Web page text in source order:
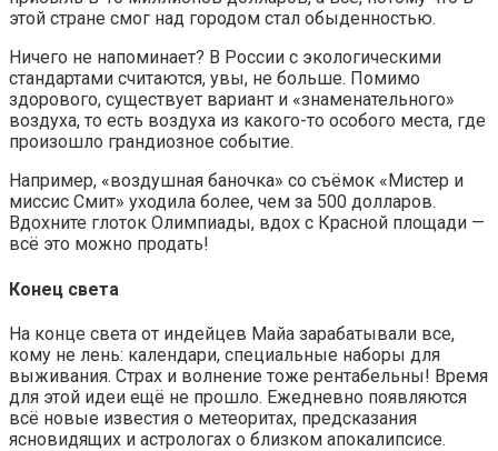
этой стране смог над городом стал обыденностью.
Ничего не напоминает? В России с экологическими
стандартами считаются, увы, не больше. Помимо
здорового, существует вариант и «знаменательного»
воздуха, то есть воздуха из какого-то особого места, где
произошло грандиозное событие.
Например, «воздушная баночка» со съёмок «Мистер и
миссис Смит» уходила более, чем за 500 долларов.
Вдохните глоток Олимпиады, вдох с Красной площади —
всё это можно продать!
Конец света
На конце света от индейцев Майа зарабатывали все,
кому не лень: календари, специальные наборы для
выживания. Страх и волнение тоже рентабельны! Время
для этой идеи ещё не прошло. Ежедневно появляются
всё новые известия о метеоритах, предсказания
ясновидящих и астрологах о близком апокалипсисе.